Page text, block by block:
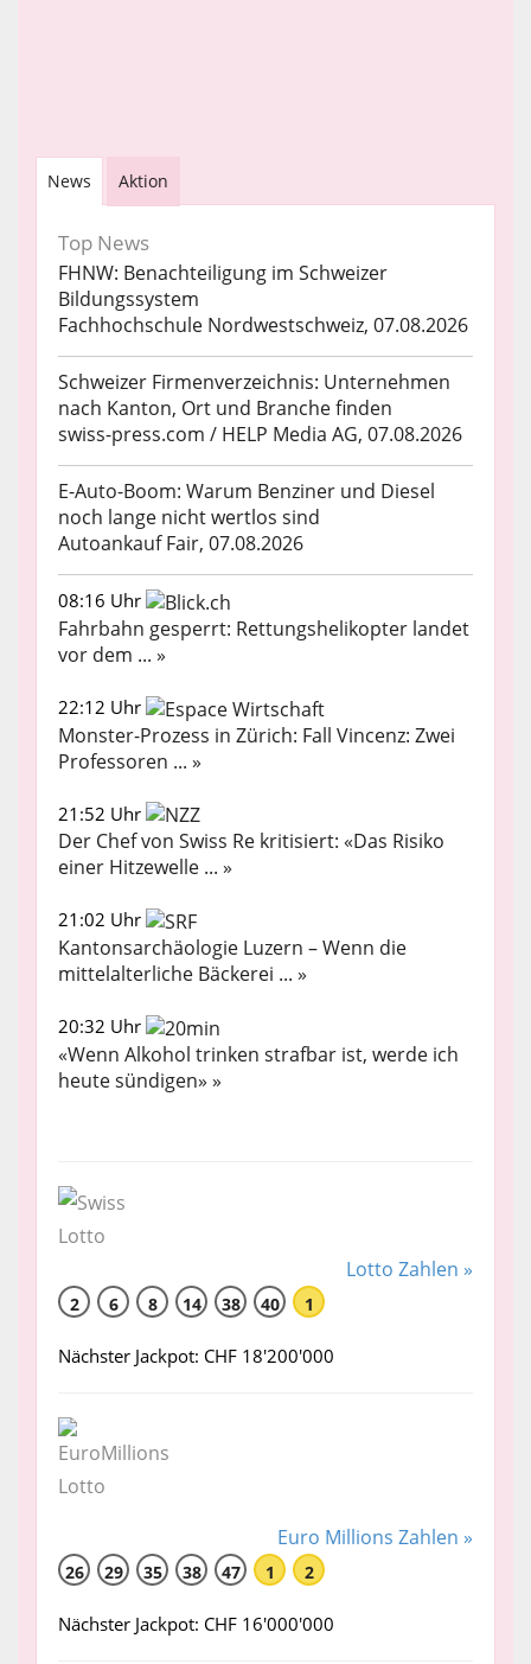
News Aktion
Top News
FHNW: Benachteiligung im Schweizer
Bildungssystem
Fachhochschule Nordwestschweiz, 07.08.2026
Schweizer Firmenverzeichnis: Unternehmen
nach Kanton, Ort und Branche finden
swiss-press.com / HELP Media AG, 07.08.2026
E-Auto-Boom: Warum Benziner und Diesel
noch lange nicht wertlos sind
Autoankauf Fair, 07.08.2026
08:16 Uhr
Fahrbahn gesperrt: Rettungshelikopter landet
vor dem ... »
22:12 Uhr
Monster-Prozess in Zürich: Fall Vincenz: Zwei
Professoren ... »
21:52 Uhr
Der Chef von Swiss Re kritisiert: «Das Risiko
einer Hitzewelle ... »
21:02 Uhr
Kantonsarchäologie Luzern – Wenn die
mittelalterliche Bäckerei ... »
20:32 Uhr
«Wenn Alkohol trinken strafbar ist, werde ich
heute sündigen» »
Lotto Zahlen »
2 6 8 14 38 40 1
Nächster Jackpot: CHF 18'200'000
Euro Millions Zahlen »
26 29 35 38 47 1 2
Nächster Jackpot: CHF 16'000'000